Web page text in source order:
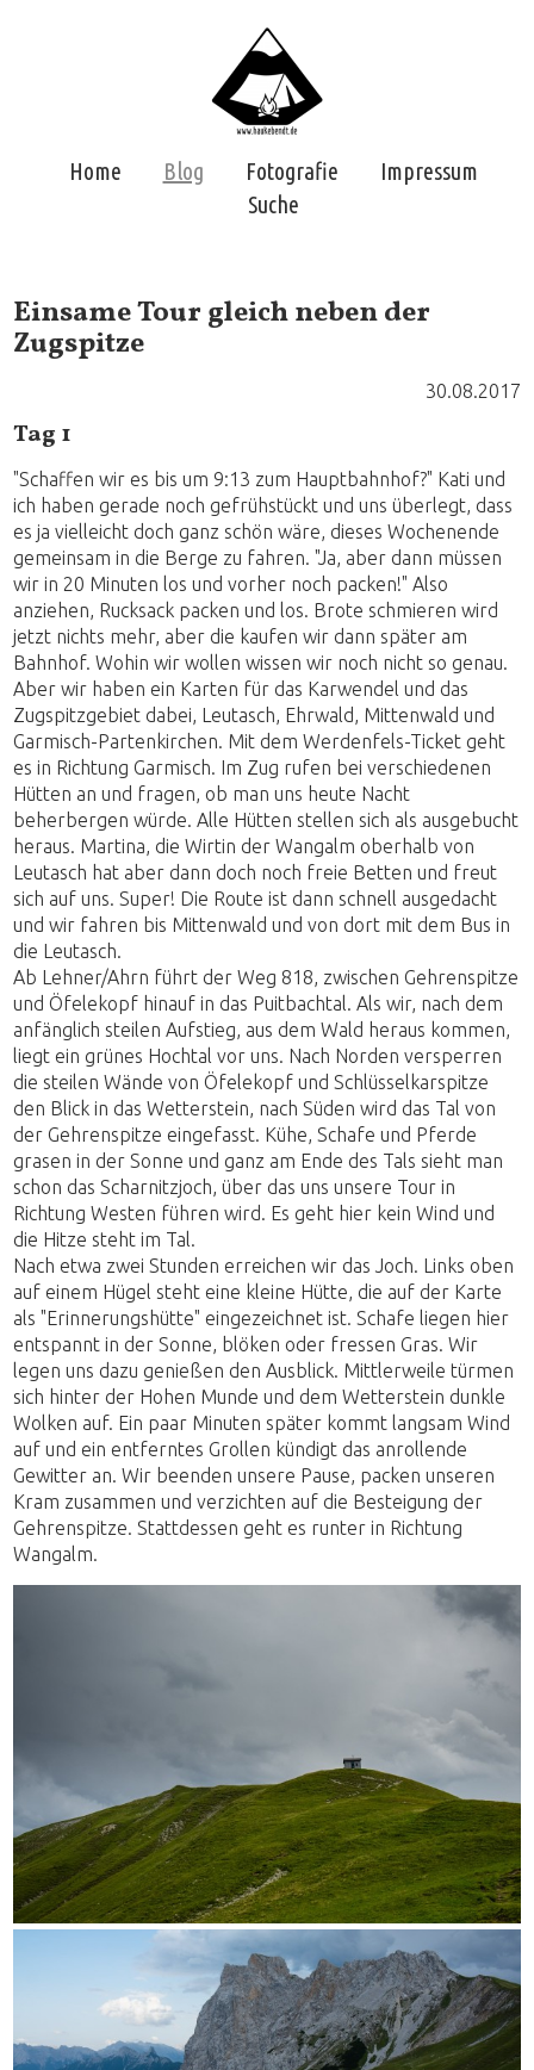
Home Blog Fotografie
Impressum
Suche
Einsame Tour gleich neben der
Zugspitze
30.08.2017
Tag 1
"Schaffen wir es bis um 9:13 zum Hauptbahnhof?" Kati und
ich haben gerade noch gefrühstückt und uns überlegt, dass
es ja vielleicht doch ganz schön wäre, dieses Wochenende
gemeinsam in die Berge zu fahren. "Ja, aber dann müssen
wir in 20 Minuten los und vorher noch packen!" Also
anziehen, Rucksack packen und los. Brote schmieren wird
jetzt nichts mehr, aber die kaufen wir dann später am
Bahnhof. Wohin wir wollen wissen wir noch nicht so genau.
Aber wir haben ein Karten für das Karwendel und das
Zugspitzgebiet dabei, Leutasch, Ehrwald, Mittenwald und
Garmisch-Partenkirchen. Mit dem Werdenfels-Ticket geht
es in Richtung Garmisch. Im Zug rufen bei verschiedenen
Hütten an und fragen, ob man uns heute Nacht
beherbergen würde. Alle Hütten stellen sich als ausgebucht
heraus. Martina, die Wirtin der Wangalm oberhalb von
Leutasch hat aber dann doch noch freie Betten und freut
sich auf uns. Super! Die Route ist dann schnell ausgedacht
und wir fahren bis Mittenwald und von dort mit dem Bus in
die Leutasch.
Ab Lehner/Ahrn führt der Weg 818, zwischen Gehrenspitze
und Öfelekopf hinauf in das Puitbachtal. Als wir, nach dem
anfänglich steilen Aufstieg, aus dem Wald heraus kommen,
liegt ein grünes Hochtal vor uns. Nach Norden versperren
die steilen Wände von Öfelekopf und Schlüsselkarspitze
den Blick in das Wetterstein, nach Süden wird das Tal von
der Gehrenspitze eingefasst. Kühe, Schafe und Pferde
grasen in der Sonne und ganz am Ende des Tals sieht man
schon das Scharnitzjoch, über das uns unsere Tour in
Richtung Westen führen wird. Es geht hier kein Wind und
die Hitze steht im Tal.
Nach etwa zwei Stunden erreichen wir das Joch. Links oben
auf einem Hügel steht eine kleine Hütte, die auf der Karte
als "Erinnerungshütte" eingezeichnet ist. Schafe liegen hier
entspannt in der Sonne, blöken oder fressen Gras. Wir
legen uns dazu genießen den Ausblick. Mittlerweile türmen
sich hinter der Hohen Munde und dem Wetterstein dunkle
Wolken auf. Ein paar Minuten später kommt langsam Wind
auf und ein entferntes Grollen kündigt das anrollende
Gewitter an. Wir beenden unsere Pause, packen unseren
Kram zusammen und verzichten auf die Besteigung der
Gehrenspitze. Stattdessen geht es runter in Richtung
Wangalm.